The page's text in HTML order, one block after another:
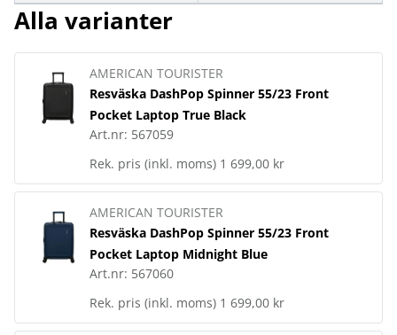
Alla varianter
AMERICAN TOURISTER
Resväska DashPop Spinner 55/23 Front
Pocket Laptop True Black
Art.nr: 567059
Rek. pris (inkl. moms) 1 699,00 kr
AMERICAN TOURISTER
Resväska DashPop Spinner 55/23 Front
Pocket Laptop Midnight Blue
Art.nr: 567060
Rek. pris (inkl. moms) 1 699,00 kr